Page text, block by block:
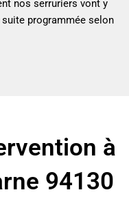
nos serruriers vont y
programmée selon
à
94130